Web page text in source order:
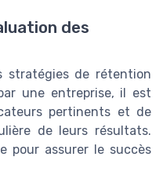
des
stratégies de rétention
une entreprise, il est
pertinents et de
de leurs résultats.
pour assurer le succès